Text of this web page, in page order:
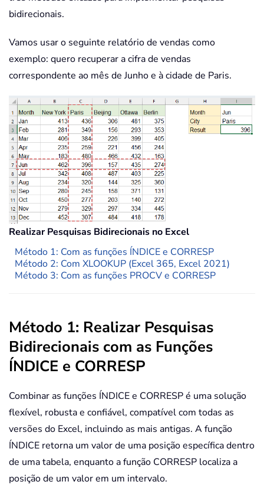
bidirecionais.
Vamos usar o seguinte relatório de vendas como
exemplo: quero recuperar a cifra de vendas
correspondente ao mês de Junho e à cidade de Paris.
Realizar Pesquisas Bidirecionais no Excel
Método 1: Com as funções ÍNDICE e CORRESP
Método 2: Com XLOOKUP (Excel 365, Excel 2021)
Método 3: Com as funções PROCV e CORRESP
Método 1: Realizar Pesquisas
Bidirecionais com as Funções
ÍNDICE e CORRESP
Combinar as funções ÍNDICE e CORRESP é uma solução
flexível, robusta e confiável, compatível com todas as
versões do Excel, incluindo as mais antigas. A função
ÍNDICE retorna um valor de uma posição específica dentro
de uma tabela, enquanto a função CORRESP localiza a
posição de um valor em um intervalo.